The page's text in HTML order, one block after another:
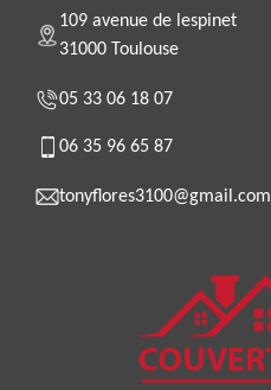
109 avenue de lespinet
31000 Toulouse
05 33 06 18 07
06 35 96 65 87
tonyflores3100@gmail.com